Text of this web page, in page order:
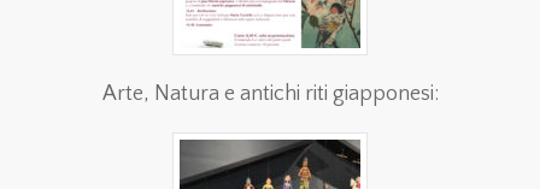
Arte, Natura e antichi riti giapponesi: